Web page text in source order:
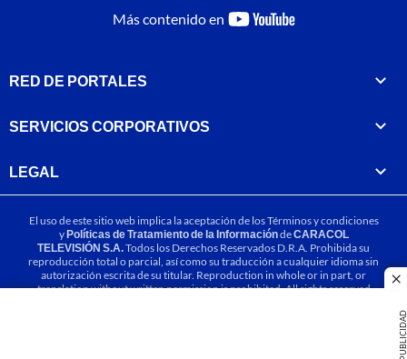
PUBLICIDAD
Más contenido en
youtube-
RED DE PORTALES
SERVICIOS CORPORATIVOS
LEGAL
El uso de este sitio web implica la aceptación de losTérminos y condiciones
yPolíticas de Tratamiento de la InformacióndeCARACOL
TELEVISIÓN S.A.Todos los Derechos Reservados D.R.A. Prohibida su
reproducción total o parcial, así como su traducción a cualquier idioma sin
autorización escrita de su titular. Reproduction in whole or in part, or
translation without written permission is prohibited. All rights reserved